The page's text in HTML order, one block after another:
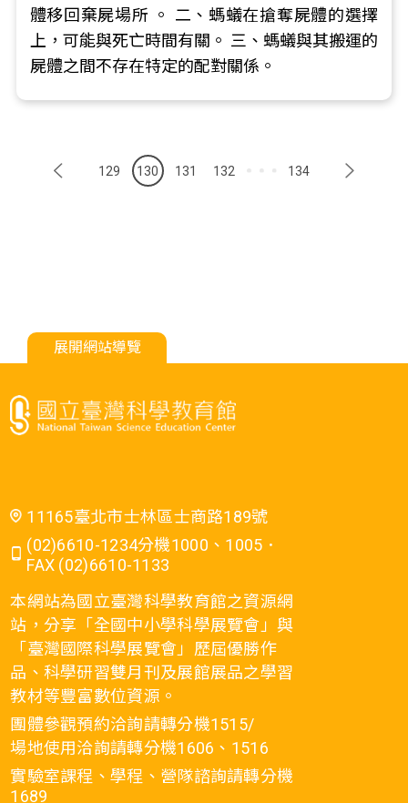
體移回棄屍場所 。 二、螞蟻在搶奪屍體的選擇
上，可能與死亡時間有關。 三、螞蟻與其搬運的
屍體之間不存在特定的配對關係。
129 130 131 132 134
展開網站導覽
11165臺北市士林區士商路189號
(02)6610-1234分機1000、1005．
FAX (02)6610-1133
本網站為國立臺灣科學教育館之資源網
站，分享「全國中小學科學展覽會」與
「臺灣國際科學展覽會」歷屆優勝作
品、科學研習雙月刊及展館展品之學習
教材等豐富數位資源。
團體參觀預約洽詢請轉分機1515/
場地使用洽詢請轉分機1606、1516
實驗室課程、學程、營隊諮詢請轉分機
1689